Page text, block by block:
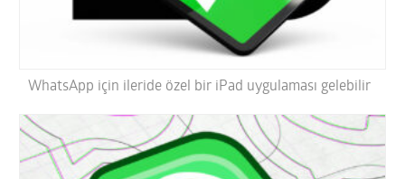
WhatsApp için ileride özel bir iPad uygulaması gelebilir